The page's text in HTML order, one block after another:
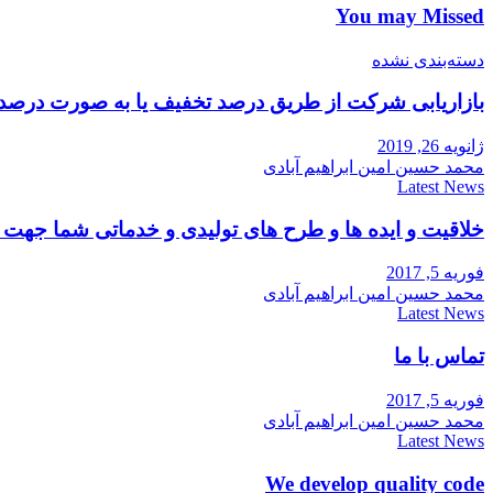
You may Missed
دسته‌بندی نشده
بازاریابی شرکت از طریق درصد تخفیف یا به صورت
ژانویه 26, 2019
محمد حسین امین ابراهیم آبادی
Latest News
خلاقیت و ایده ها و طرح های تولیدی و خدماتی شما
فوریه 5, 2017
محمد حسین امین ابراهیم آبادی
Latest News
تماس با ما
فوریه 5, 2017
محمد حسین امین ابراهیم آبادی
Latest News
We develop quality code